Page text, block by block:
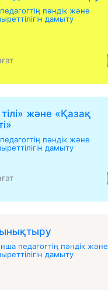
пәндік және
дамыту
жəне «Қазақ
пәндік және
дамыту
педагогтің пәндік және
дамыту